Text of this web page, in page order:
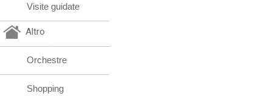
Visite guidate
Altro
Orchestre
Shopping